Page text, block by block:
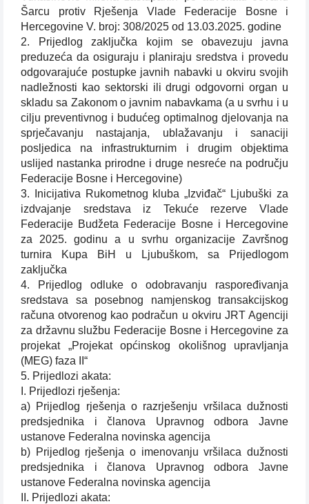
Šarcu protiv Rješenja Vlade Federacije Bosne i
Hercegovine V. broj: 308/2025 od 13.03.2025. godine
2. Prijedlog zaključka kojim se obavezuju javna
preduzeća da osiguraju i planiraju sredstva i provedu
odgovarajuće postupke javnih nabavki u okviru svojih
nadležnosti kao sektorski ili drugi odgovorni organ u
skladu sa Zakonom o javnim nabavkama (a u svrhu i u
cilju preventivnog i budućeg optimalnog djelovanja na
sprječavanju nastajanja, ublažavanju i sanaciji
posljedica na infrastrukturnim i drugim objektima
uslijed nastanka prirodne i druge nesreće na području
Federacije Bosne i Hercegovine)
3. Inicijativa Rukometnog kluba „Izviđač“ Ljubuški za
izdvajanje sredstava iz Tekuće rezerve Vlade
Federacije Budžeta Federacije Bosne i Hercegovine
za 2025. godinu a u svrhu organizacije Završnog
turnira Kupa BiH u Ljubuškom, sa Prijedlogom
zaključka
4. Prijedlog odluke o odobravanju raspoređivanja
sredstava sa posebnog namjenskog transakcijskog
računa otvorenog kao podračun u okviru JRT Agenciji
za državnu službu Federacije Bosne i Hercegovine za
projekat „Projekat općinskog okolišnog upravljanja
(MEG) faza II“
5. Prijedlozi akata:
I. Prijedlozi rješenja:
a) Prijedlog rješenja o razrješenju vršilaca dužnosti
predsjednika i članova Upravnog odbora Javne
ustanove Federalna novinska agencija
b) Prijedlog rješenja o imenovanju vršilaca dužnosti
predsjednika i članova Upravnog odbora Javne
ustanove Federalna novinska agencija
II. Prijedlozi akata: